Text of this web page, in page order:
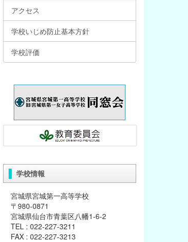
アクセス
学校いじめ防止基本方針
学校評価
学校情報
宮城県宮城第一高等学校
〒980-0871
宮城県仙台市青葉区八幡1-6-2
TEL : 022-227-3211
FAX : 022-227-3213